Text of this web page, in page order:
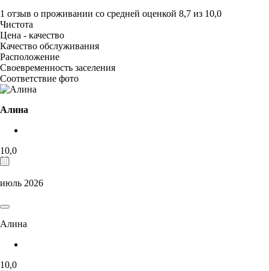
1 отзыв о проживании со средней оценкой 8,7 из 10,0
Чистота
Цена - качество
Качество обслуживания
Расположение
Своевременность заселения
Соответствие фото
Алина
10,0
июль 2026
Алина
10,0